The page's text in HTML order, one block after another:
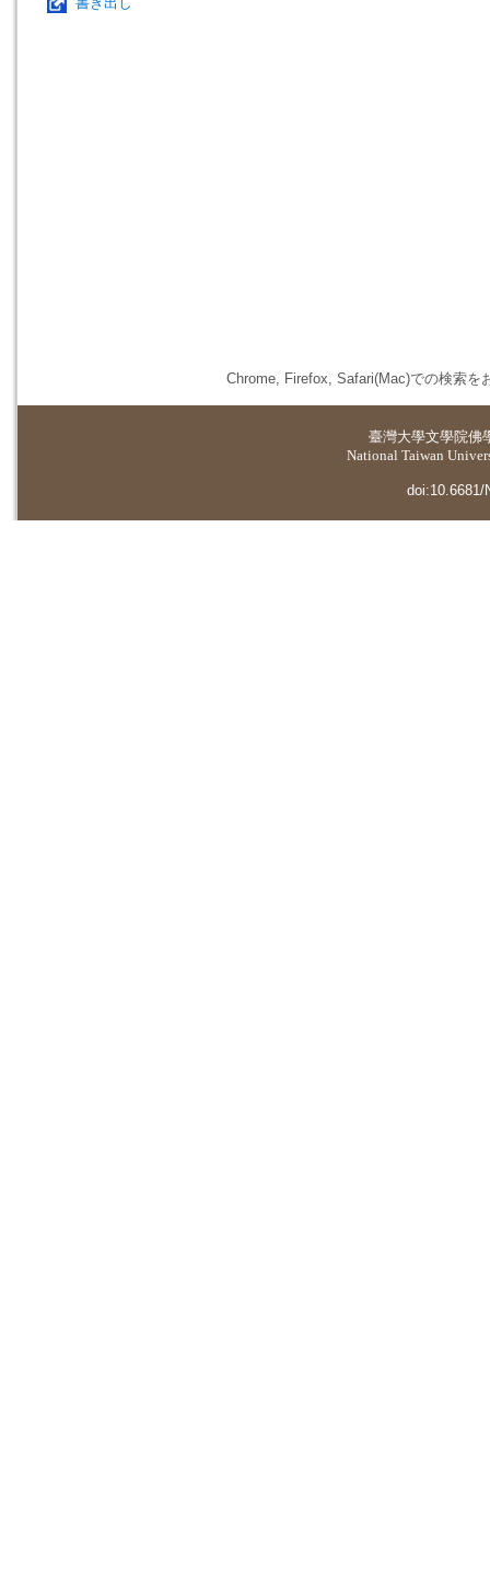
Chrome, Firefox, Safari(Mac)での検索を
臺灣大學文學院佛
National Taiwan
doi:10.6681/